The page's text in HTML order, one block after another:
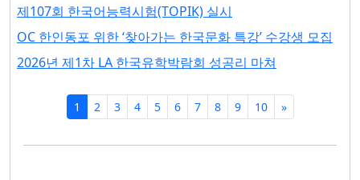
제107회 한국어능력시험(TOPIK) 실시
OC 한인동포 위한 ‘찾아가는 한국문화 특강’ 수강생 모집
2026년 제1차 LA 한국유학박람회 성공리 마쳐
1 2 3 4 5 6 7 8 9 10 »